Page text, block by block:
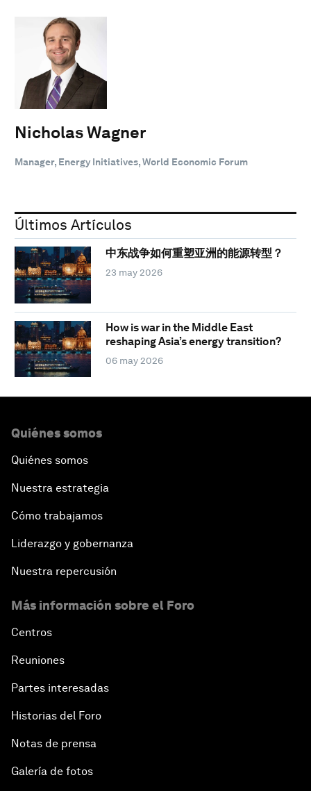
Nicholas Wagner
Manager, Energy Initiatives, World Economic Forum
Últimos Artículos
中东战争如何重塑亚洲的能源转型？
23 may 2026
How is war in the Middle East
reshaping Asia’s energy transition?
06 may 2026
Quiénes somos
Quiénes somos
Nuestra estrategia
Cómo trabajamos
Liderazgo y gobernanza
Nuestra repercusión
Más información sobre el Foro
Centros
Reuniones
Partes interesadas
Historias del Foro
Notas de prensa
Galería de fotos